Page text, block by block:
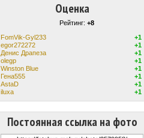
Оценка
Рейтинг: +8
FomVik-Gyl233
+1
egor272272
+1
Денис Драпеза
+1
olegp
+1
Winston Blue
+1
Гена555
+1
AstaD
+1
iluxa
+1
Постоянная ссылка на фото